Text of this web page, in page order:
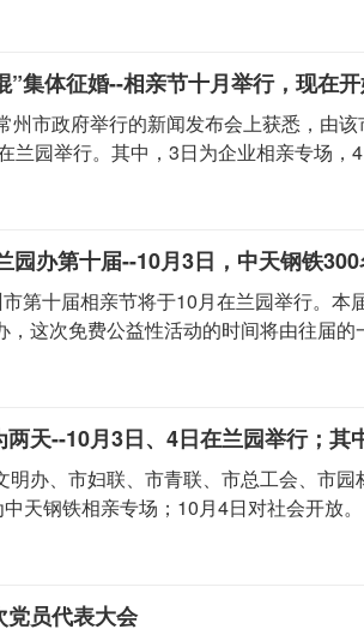
”集体征婚--相亲节十月举行，现在
州市政府举行的新闻发布会上获悉，由
兰园举行。其中，3日为企业相亲专场，
园办第十届--10月3日，中天钢铁
市第十届相亲节将于10月在兰园举行。
，这次免费公益性活动的时间将由往届的
天--10月3日、4日在兰园举行；其
明办、市妇联、市青联、市总工会、市
天钢铁相亲专场；10月4日对社会开放。
党员代表大会